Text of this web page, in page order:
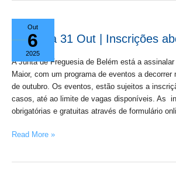
Out
6
2025
20 a 31 Out | Inscrições
A Junta de Freguesia de Belém está a
Maior, com um programa de eventos a decorrer
de outubro. Os eventos, estão sujeitos a
casos, até ao limite de vagas disponíveis. As
obrigatórias e gratuitas através de formulário
Out
|
Inscrições
abertas.
Read More »